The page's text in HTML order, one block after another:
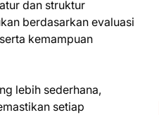
dan struktur
berdasarkan evaluasi
kemampuan
lebih sederhana,
setiap